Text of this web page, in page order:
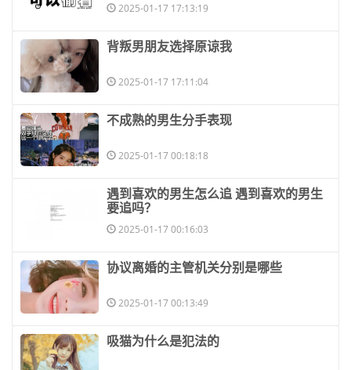
2025-01-17 17:13:19
​背叛男朋友选择原谅我
2025-01-17 17:11:04
​不成熟的男生分手表现
2025-01-17 00:18:18
​遇到喜欢的男生怎么追 遇到喜欢的男生
要追吗？
2025-01-17 00:16:03
​协议离婚的主管机关分别是哪些
2025-01-17 00:13:49
​吸猫为什么是犯法的